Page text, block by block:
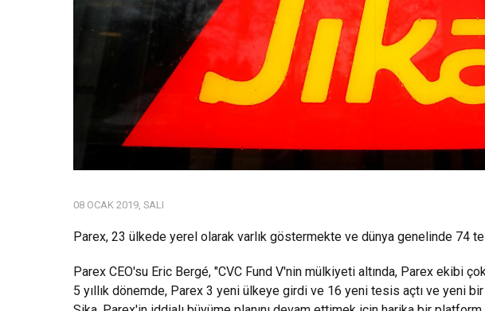
08 OCAK 2019, SALI
Parex, 23 ülkede yerel olarak varlık göstermekte ve dünya genelinde 74
Parex CEO'su Eric Bergé, "CVC Fund V'nin mülkiyeti altında, Parex ekibi
5 yıllık dönemde, Parex 3 yeni ülkeye girdi ve 16 yeni tesis açtı ve yeni